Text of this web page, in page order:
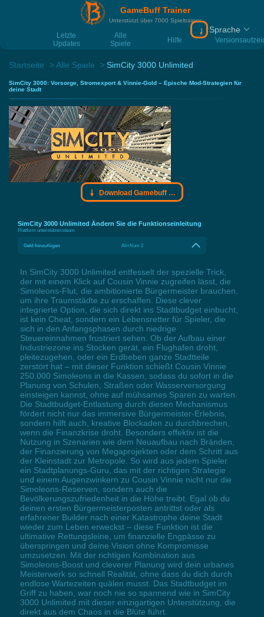
GameBuff Trainer
Unterstützt über 7000 Spieltrainer
Letzte
Updates
Alle
Spiele
Hilfe
Download
Sprache
Startseite Alle Spiele SimCity 3000 Unlimited
SimCity 3000: Vorsorge, Stromexport & Vinnie-Gold – Epische Mod-Strategien für
deine Stadt
Download Gamebuff Trainer
SimCity 3000 Unlimited Ändern Sie die Funktionseinleitung
Plattform unterstützen:steam
Geld hinzufügen Alt+Num 2
In SimCity 3000 Unlimited entfesselt der spezielle Trick,
der mit einem Klick auf Cousin Vinnie zugreifen lässt, die
Simoleons-Flut, die ambitionierte Bürgermeister brauchen,
um ihre Traumstädte zu erschaffen. Diese clever
integrierte Option, die sich direkt ins Stadtbudget einbucht,
ist kein Cheat, sondern ein Lebensretter für Spieler, die
sich in den Anfangsphasen durch niedrige
Steuereinnahmen frustriert sehen. Ob der Aufbau einer
Industriezone ins Stocken gerät, ein Flughafen droht,
pleitezugehen, oder ein Erdbeben ganze Stadtteile
zerstört hat – mit dieser Funktion schießt Cousin Vinnie
250.000 Simoleons in die Kassen, sodass du sofort in die
Planung von Schulen, Straßen oder Wasserversorgung
einsteigen kannst, ohne auf mühsames Sparen zu warten.
Die Stadtbudget-Entlastung durch diesen Mechanismus
fördert nicht nur das immersive Bürgermeister-Erlebnis,
sondern hilft auch, kreative Blockaden zu durchbrechen,
wenn die Finanzkrise droht. Besonders effektiv ist die
Nutzung in Szenarien wie dem Neuaufbau nach Bränden,
der Finanzierung von Megaprojekten oder dem Schritt aus
der Kleinstadt zur Metropole. So wird aus jedem Spieler
ein Stadtplanungs-Guru, das mit der richtigen Strategie
und einem Augenzwinkern zu Cousin Vinnie nicht nur die
Simoleons-Reserven, sondern auch die
Bevölkerungszufriedenheit in die Höhe treibt. Egal ob du
deinen ersten Bürgermeisterposten antrittst oder als
erfahrener Builder nach einer Katastrophe deine Stadt
wieder zum Leben erweckst – diese Funktion ist die
ultimative Rettungsleine, um finanzielle Engpässe zu
überspringen und deine Vision ohne Kompromisse
umzusetzen. Mit der richtigen Kombination aus
Simoleons-Boost und cleverer Planung wird dein urbanes
Meisterwerk so schnell Realität, ohne dass du dich durch
endlose Wartezeiten quälen musst. Das Stadtbudget im
Griff zu haben, war noch nie so spannend wie in SimCity
3000 Unlimited mit dieser einzigartigen Unterstützung, die
direkt aus dem Chaos in die Blüte führt.